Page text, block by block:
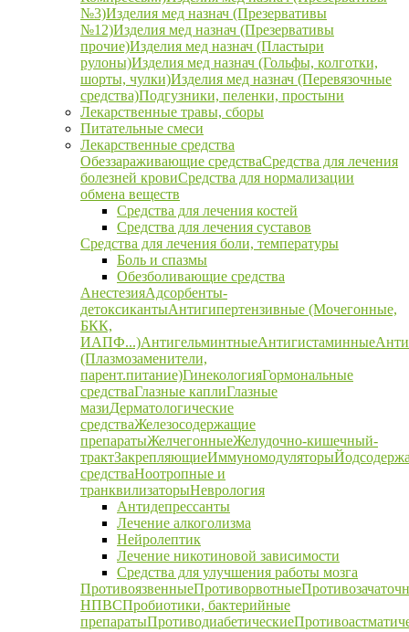
№3)Изделия мед назнач (Презервативы
№12)Изделия мед назнач (Презервативы
прочие)Изделия мед назнач (Пластыри
рулоны)Изделия мед назнач (Гольфы, колготки,
шорты, чулки)Изделия мед назнач (Перевязочные
средства)Подгузники, пеленки, простыни
Лекарственные травы, сборы
Питательные смеси
Лекарственные средства
Обеззараживающие средстваСредства для лечения
болезней кровиСредства для нормализации
обмена веществ
Средства для лечения костей
Средства для лечения суставов
Средства для лечения боли, температуры
Боль и спазмы
Обезболивающие средства
АнестезияАдсорбенты-
детоксикантыАнтигипертензивные (Мочегонные,
БКК,
ИАПФ...)АнтигельминтныеАнтигистаминные
(Плазмозаменители,
парент.питание)ГинекологияГормональные
средстваГлазные каплиГлазные
мазиДерматологические
средстваЖелезосодержащие
препаратыЖелчегонныеЖелудочно-кишечный-
трактЗакрепляющиеИммуномодуляторы
средстваНоотропные и
транквилизаторыНеврология
Антидепрессанты
Лечение алкоголизма
Нейролептик
Лечение никотиновой зависимости
Средства для улучшения работы мозга
ПротивоязвенныеПротиворвотные
НПВСПробиотики, бактерийные
препаратыПротиводиабетические